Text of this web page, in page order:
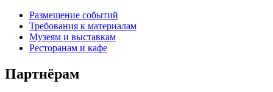
Размещение событий
Требования к материалам
Музеям и выставкам
Ресторанам и кафе
Партнёрам